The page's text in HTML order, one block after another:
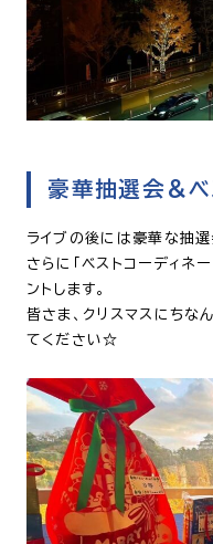
豪華抽選会＆ベ
ライブの後には豪華な抽選
さらに「ベストコーディネ
ントします。
皆さま、クリスマスにちな
てください☆